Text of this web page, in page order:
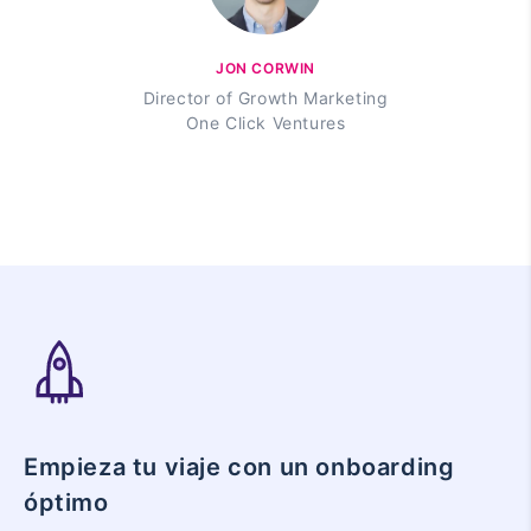
JON CORWIN
Director of Growth Marketing
One Click Ventures
Empieza tu viaje con un onboarding
óptimo